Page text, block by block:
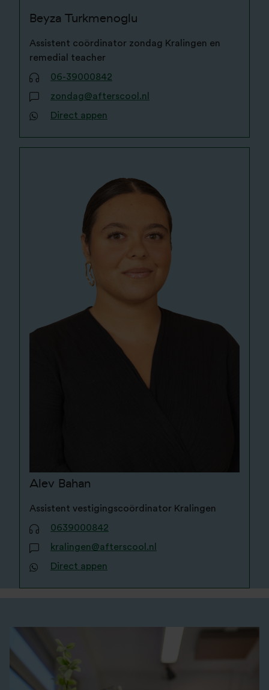
Beyza Turkmenoglu
Assistent coördinator zondag Kralingen en
remedial teacher
06-39000842
zondag@afterscool.nl
Direct appen
Alev Bahan
Assistent vestigingscoördinator Kralingen
0639000842
kralingen@afterscool.nl
Direct appen